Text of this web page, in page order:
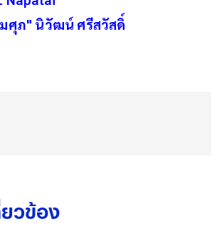
ศุภ" นิวัฒน์ ศรีสวัสดิ์
วข้อง